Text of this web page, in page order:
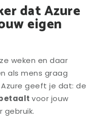
dat Azure
eigen
weken en daar
als mens graag
geeft je dat: de
voor jouw
gebruik.